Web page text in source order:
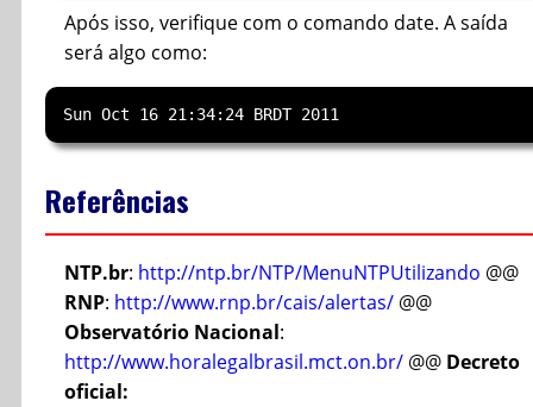
Após isso, verifique com o comando date. A saída
será algo como:
Referências
NTP.br: http://ntp.br/NTP/MenuNTPUtilizando @@
RNP: http://www.rnp.br/cais/alertas/ @@
Observatório Nacional:
http://www.horalegalbrasil.mct.on.br/ @@ Decreto
oficial: